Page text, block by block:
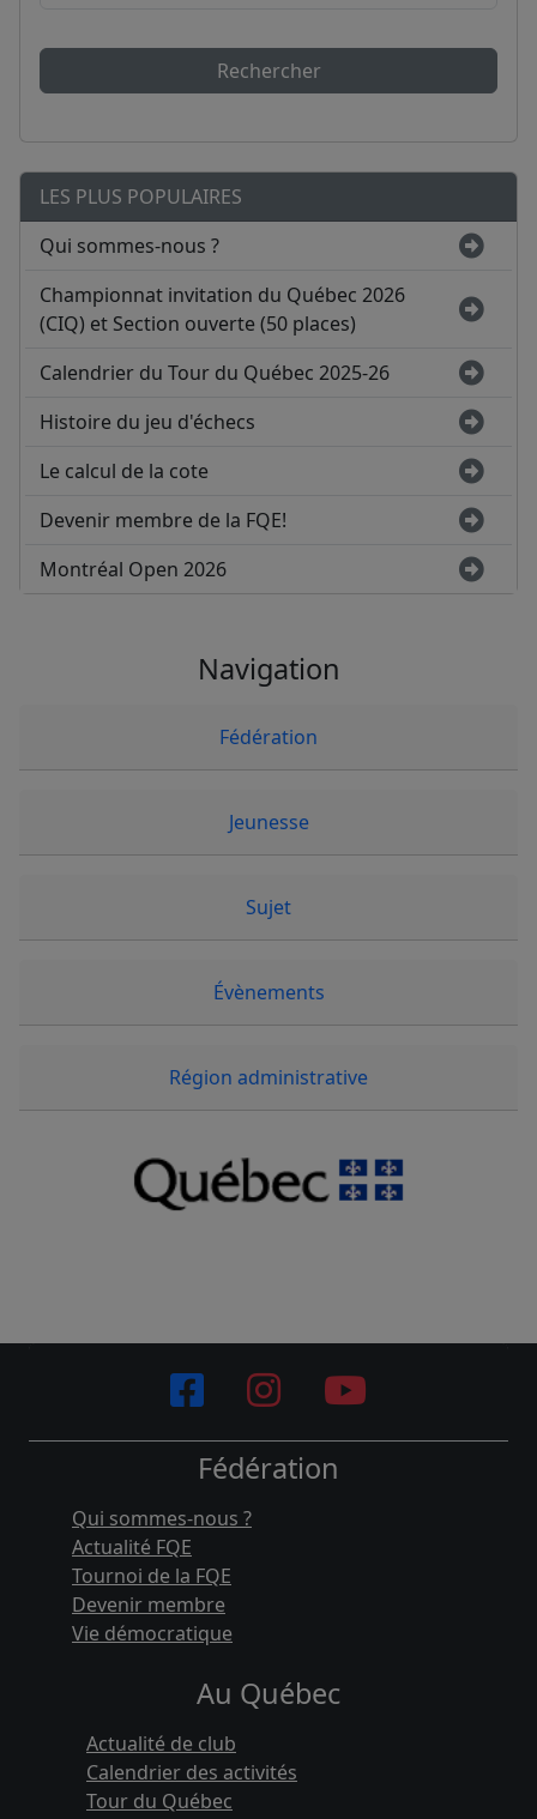
Rechercher
LES PLUS POPULAIRES
Qui sommes-nous ?
Championnat invitation du Québec 2026
(CIQ) et Section ouverte (50 places)
Calendrier du Tour du Québec 2025-26
Histoire du jeu d'échecs
Le calcul de la cote
Devenir membre de la FQE!
Montréal Open 2026
Navigation
Fédération
Jeunesse
Sujet
Évènements
Région administrative
Fédération
Qui sommes-nous ?
Actualité FQE
Tournoi de la FQE
Devenir membre
Vie démocratique
Au Québec
Actualité de club
Calendrier des activités
Tour du Québec